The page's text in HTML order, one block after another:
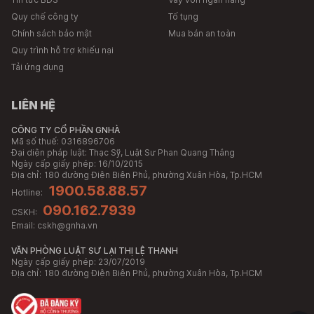
Quy chế công ty
Chính sách bảo mật
Quy trình hỗ trợ khiếu nại
Tải ứng dụng
Tố tụng
Mua bán an toàn
LIÊN HỆ
CÔNG TY CỔ PHẦN GNHÀ
Mã số thuế: 0316896706
Đại diện pháp luật: Thạc Sỹ, Luật Sư Phan Quang Thắng
Ngày cấp giấy phép: 16/10/2015
Địa chỉ: 180 đường Điện Biên Phủ, phường Xuân Hòa, Tp.HCM
Hotline:
1900.58.88.57
CSKH: 090.162.7939
Email: cskh@gnha.vn
VĂN PHÒNG LUẬT SƯ LẠI THỊ LỆ THANH
Ngày cấp giấy phép: 23/07/2019
Địa chỉ: 180 đường Điện Biên Phủ, phường Xuân Hòa, Tp.HCM